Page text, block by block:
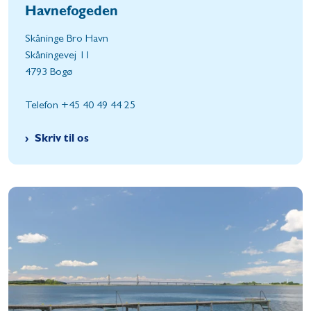
Havnefogeden
Skåninge Bro Havn
Skåningevej 11
4793 Bogø
Telefon +45 40 49 44 25
Skriv til os